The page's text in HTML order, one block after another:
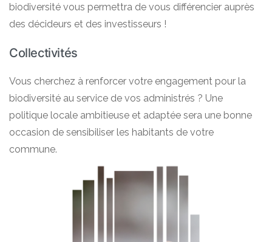
biodiversité vous permettra de vous différencier auprès
des décideurs et des investisseurs !
Collectivités
Vous cherchez à renforcer votre engagement pour la
biodiversité au service de vos administrés ? Une
politique locale ambitieuse et adaptée sera une bonne
occasion de sensibiliser les habitants de votre
commune.